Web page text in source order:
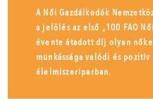
A Női Gazdálkodók
a jelölés az első „100 FAO
évente átadott díj olyan
munkássága valódi és
élelmiszeriparban.